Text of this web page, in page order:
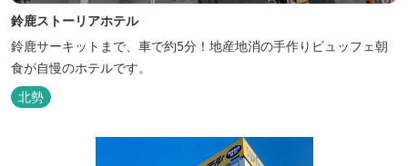
鈴鹿ストーリアホテル
鈴鹿サーキットまで、車で約5分！地産地消の手作りビュッフェ朝
食が自慢のホテルです。
北勢